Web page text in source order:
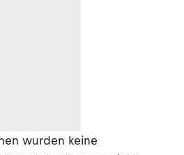
wurden keine